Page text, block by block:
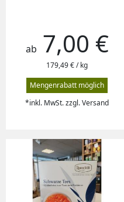
Preis
ab 7,00 €
179,49 € / kg
Mengenrabatt möglich
*inkl. MwSt. zzgl. Versand